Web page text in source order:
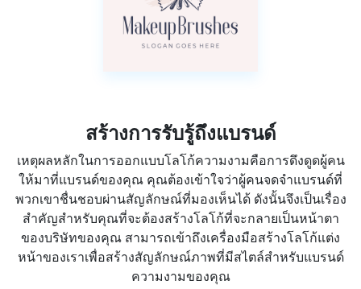
สร้างการรับรู้ถึงแบรนด์
เหตุผลหลักในการออกแบบโลโก้ความงามคือการดึงดูดผู้คน
ให้มาที่แบรนด์ของคุณ คุณต้องเข้าใจว่าผู้คนจดจำแบรนด์ที่
พวกเขาชื่นชอบผ่านสัญลักษณ์ที่มองเห็นได้ ดังนั้นจึงเป็นเรื่อง
สำคัญสำหรับคุณที่จะต้องสร้างโลโก้ที่จะกลายเป็นหน้าตา
ของบริษัทของคุณ สามารถเข้าถึงเครื่องมือสร้างโลโก้แต่ง
หน้าของเราเพื่อสร้างสัญลักษณ์ภาพที่มีสไตล์สำหรับแบรนด์
ความงามของคุณ